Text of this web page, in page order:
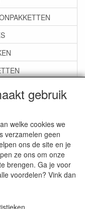
gebruik
welke cookies we
verzamelen geen
ons de site en je
ze ons om onze
brengen. Ga je voor
voordelen? Vink dan
GELPEN,MARKER
€0,75